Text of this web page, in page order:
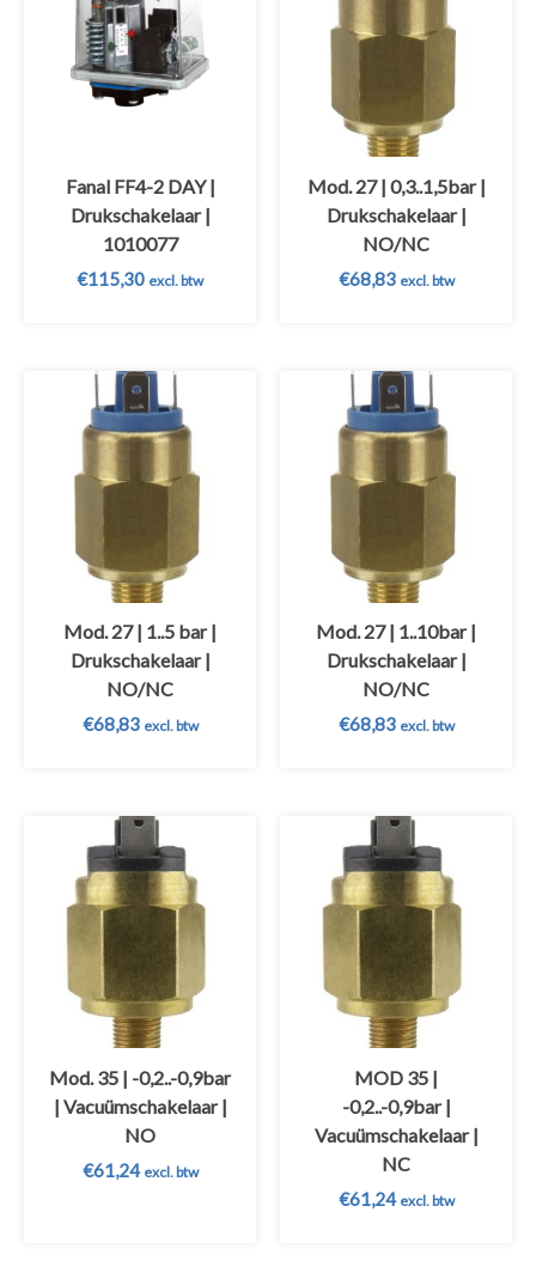
Fanal FF4-2 DAY |
Drukschakelaar |
1010077
€115,30 excl. btw
Mod. 27 | 0,3..1,5bar |
Drukschakelaar |
NO/NC
€68,83 excl. btw
Mod. 27 | 1..5 bar |
Drukschakelaar |
NO/NC
€68,83 excl. btw
Mod. 27 | 1..10bar |
Drukschakelaar |
NO/NC
€68,83 excl. btw
Mod. 35 | -0,2..-0,9bar
| Vacuümschakelaar |
NO
€61,24 excl. btw
MOD 35 |
-0,2..-0,9bar |
Vacuümschakelaar |
NC
€61,24 excl. btw